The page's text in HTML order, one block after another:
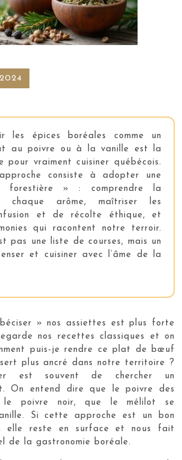
les épices boréales comme un
au poivre ou à la vanille est la
pour vraiment cuisiner québécois.
consiste à adopter une
forestière » : comprendre la
chaque arôme, maîtriser les
et de récolte éthique, et
qui racontent notre terroir.
pas une liste de courses, mais un
et cuisiner avec l’âme de la
» nos assiettes est plus forte
nos recettes classiques et on
puis-je rendre ce plat de bœuf
plus ancré dans notre territoire ?
est souvent de chercher un
On entend dire que le poivre des
le poivre noir, que le mélilot se
Si cette approche est un bon
elle reste en surface et nous fait
de la gastronomie boréale.